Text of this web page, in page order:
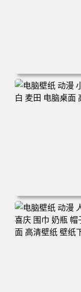
电脑壁纸 可爱动物
纸 壁纸下载 壁纸
电脑壁纸 动漫 小
电脑桌面 高清壁